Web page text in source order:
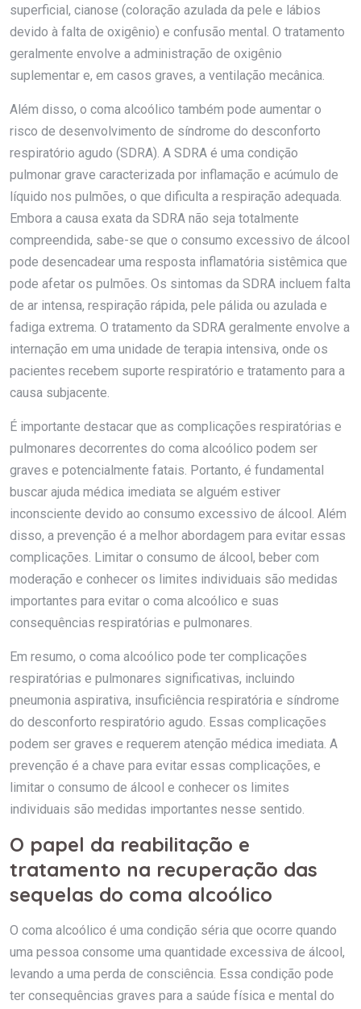
superficial, cianose (coloração azulada da pele e lábios
devido à falta de oxigênio) e confusão mental. O tratamento
geralmente envolve a administração de oxigênio
suplementar e, em casos graves, a ventilação mecânica.
Além disso, o coma alcoólico também pode aumentar o
risco de desenvolvimento de síndrome do desconforto
respiratório agudo (SDRA). A SDRA é uma condição
pulmonar grave caracterizada por inflamação e acúmulo de
líquido nos pulmões, o que dificulta a respiração adequada.
Embora a causa exata da SDRA não seja totalmente
compreendida, sabe-se que o consumo excessivo de álcool
pode desencadear uma resposta inflamatória sistêmica que
pode afetar os pulmões. Os sintomas da SDRA incluem falta
de ar intensa, respiração rápida, pele pálida ou azulada e
fadiga extrema. O tratamento da SDRA geralmente envolve a
internação em uma unidade de terapia intensiva, onde os
pacientes recebem suporte respiratório e tratamento para a
causa subjacente.
É importante destacar que as complicações respiratórias e
pulmonares decorrentes do coma alcoólico podem ser
graves e potencialmente fatais. Portanto, é fundamental
buscar ajuda médica imediata se alguém estiver
inconsciente devido ao consumo excessivo de álcool. Além
disso, a prevenção é a melhor abordagem para evitar essas
complicações. Limitar o consumo de álcool, beber com
moderação e conhecer os limites individuais são medidas
importantes para evitar o coma alcoólico e suas
consequências respiratórias e pulmonares.
Em resumo, o coma alcoólico pode ter complicações
respiratórias e pulmonares significativas, incluindo
pneumonia aspirativa, insuficiência respiratória e síndrome
do desconforto respiratório agudo. Essas complicações
podem ser graves e requerem atenção médica imediata. A
prevenção é a chave para evitar essas complicações, e
limitar o consumo de álcool e conhecer os limites
individuais são medidas importantes nesse sentido.
O papel da reabilitação e
tratamento na recuperação das
sequelas do coma alcoólico
O coma alcoólico é uma condição séria que ocorre quando
uma pessoa consome uma quantidade excessiva de álcool,
levando a uma perda de consciência. Essa condição pode
ter consequências graves para a saúde física e mental do